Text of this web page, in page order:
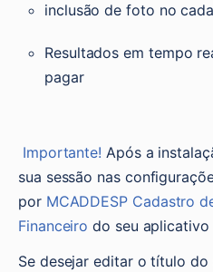
inclusão de foto no
Resultados em tempo
pagar
Importante! Após a
sua sessão nas
por MCADDESP Cadastro
Financeiro do seu aplicativo
Se desejar editar o título